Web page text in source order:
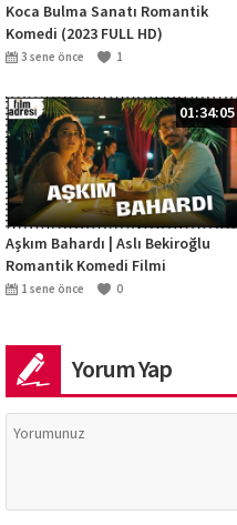
Koca Bulma Sanatı Romantik
Komedi (2023 FULL HD)
3 sene önce 1
01:34:05
Aşkım Bahardı | Aslı Bekiroğlu
Romantik Komedi Filmi
1 sene önce 0
Yorum Yap